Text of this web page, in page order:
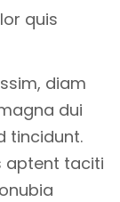
quis
diam
dui
tincidunt.
aptent taciti